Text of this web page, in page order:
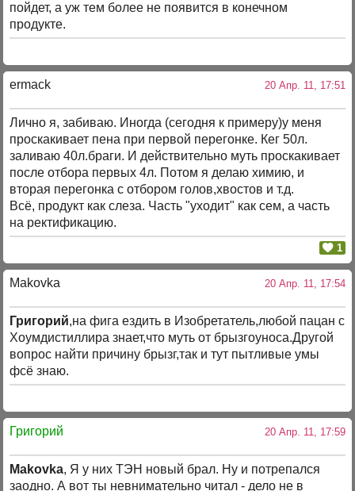
пойдет, а уж тем более не появится в конечном
продукте.
ermack 20 Апр. 11, 17:51
Лично я, забиваю. Иногда (сегодня к примеру)у меня
проскакивает пена при первой перегонке. Кег 50л.
заливаю 40л.браги. И действительно муть проскакивает
после отбора первых 4л. Потом я делаю химию, и
вторая перегонка с отбором голов,хвостов и т.д.
Всё, продукт как слеза. Часть "уходит" как сем, а часть
на ректификацию.
1
Makovka 20 Апр. 11, 17:54
Григорий,на фига ездить в Изобретатель,любой пацан с
Хоумдистиллира знает,что муть от брызгоуноса.Другой
вопрос найти причину брызг,так и тут пытливые умы
фсё знаю.
Григорий 20 Апр. 11, 17:59
Makovka, Я у них ТЭН новый брал. Ну и потрепался
заодно. А вот ты невнимательно читал - дело не в